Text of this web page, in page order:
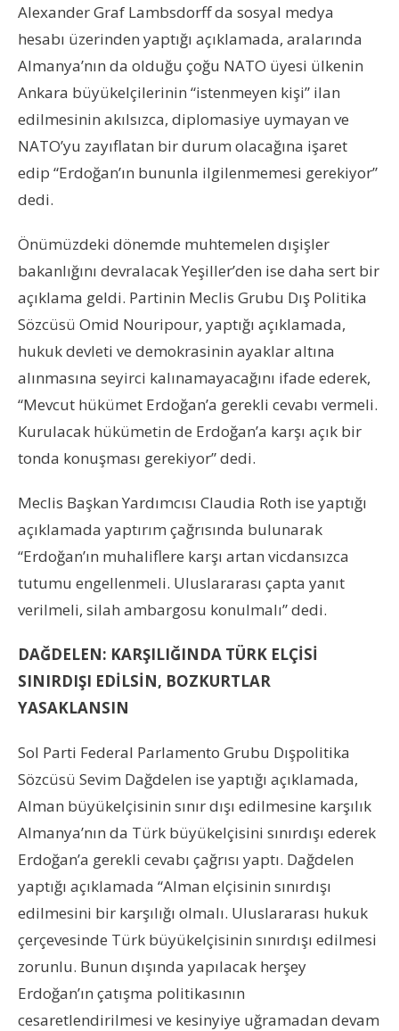
Alexander Graf Lambsdorff da sosyal medya
hesabı üzerinden yaptığı açıklamada, aralarında
Almanya’nın da olduğu çoğu NATO üyesi ülkenin
Ankara büyükelçilerinin “istenmeyen kişi” ilan
edilmesinin akılsızca, diplomasiye uymayan ve
NATO’yu zayıflatan bir durum olacağına işaret
edip “Erdoğan’ın bununla ilgilenmemesi gerekiyor”
dedi.
Önümüzdeki dönemde muhtemelen dışişler
bakanlığını devralacak Yeşiller’den ise daha sert bir
açıklama geldi. Partinin Meclis Grubu Dış Politika
Sözcüsü Omid Nouripour, yaptığı açıklamada,
hukuk devleti ve demokrasinin ayaklar altına
alınmasına seyirci kalınamayacağını ifade ederek,
“Mevcut hükümet Erdoğan’a gerekli cevabı vermeli.
Kurulacak hükümetin de Erdoğan’a karşı açık bir
tonda konuşması gerekiyor” dedi.
Meclis Başkan Yardımcısı Claudia Roth ise yaptığı
açıklamada yaptırım çağrısında bulunarak
“Erdoğan’ın muhaliflere karşı artan vicdansızca
tutumu engellenmeli. Uluslararası çapta yanıt
verilmeli, silah ambargosu konulmalı” dedi.
DAĞDELEN: KARŞILIĞINDA TÜRK ELÇİSİ
SINIRDIŞI EDİLSİN, BOZKURTLAR
YASAKLANSIN
Sol Parti Federal Parlamento Grubu Dışpolitika
Sözcüsü Sevim Dağdelen ise yaptığı açıklamada,
Alman büyükelçisinin sınır dışı edilmesine karşılık
Almanya’nın da Türk büyükelçisini sınırdışı ederek
Erdoğan’a gerekli cevabı çağrısı yaptı. Dağdelen
yaptığı açıklamada “Alman elçisinin sınırdışı
edilmesini bir karşılığı olmalı. Uluslararası hukuk
çerçevesinde Türk büyükelçisinin sınırdışı edilmesi
zorunlu. Bunun dışında yapılacak herşey
Erdoğan’ın çatışma politikasının
cesaretlendirilmesi ve kesinyiye uğramadan devam